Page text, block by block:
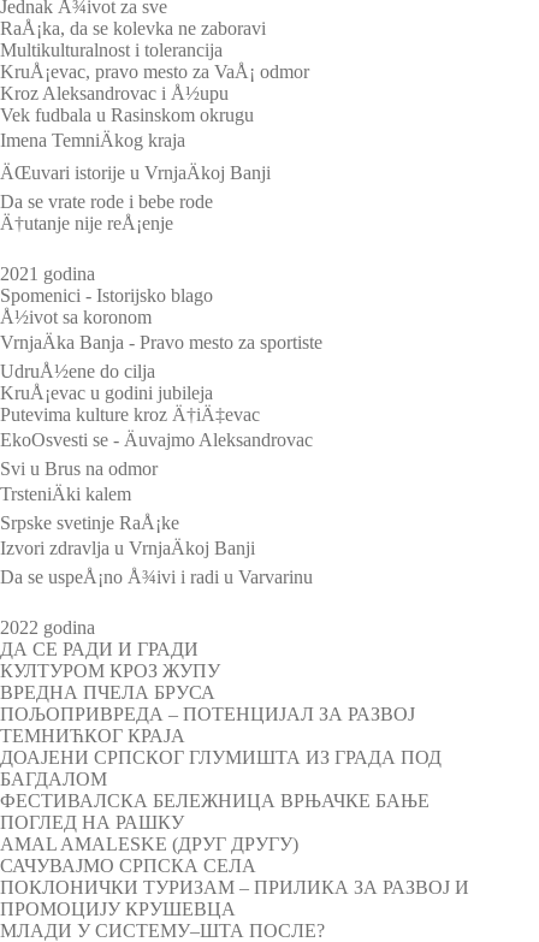
Jednak Å¾ivot za sve
RaÅ¡ka, da se kolevka ne zaboravi
Multikulturalnost i tolerancija
KruÅ¡evac, pravo mesto za VaÅ¡ odmor
Kroz Aleksandrovac i Å½upu
Vek fudbala u Rasinskom okrugu
Imena TemniÄkog kraja
ÄŒuvari istorije u VrnjaÄkoj Banji
Da se vrate rode i bebe rode
Ä†utanje nije reÅ¡enje
2021 godina
Spomenici - Istorijsko blago
Å½ivot sa koronom
VrnjaÄka Banja - Pravo mesto za sportiste
UdruÅ½ene do cilja
KruÅ¡evac u godini jubileja
Putevima kulture kroz Ä†iÄ‡evac
EkoOsvesti se - Äuvajmo Aleksandrovac
Svi u Brus na odmor
TrsteniÄki kalem
Srpske svetinje RaÅ¡ke
Izvori zdravlja u VrnjaÄkoj Banji
Da se uspeÅ¡no Å¾ivi i radi u Varvarinu
2022 godina
ДА СЕ РАДИ И ГРАДИ
КУЛТУРОМ КРОЗ ЖУПУ
ВРЕДНА ПЧЕЛА БРУСА
ПОЉОПРИВРЕДА – ПОТЕНЦИЈАЛ ЗА РАЗВОЈ
ТЕМНИЋКОГ КРАЈА
ДОАЈЕНИ СРПСКОГ ГЛУМИШТА ИЗ ГРАДА ПОД
БАГДАЛОМ
ФЕСТИВАЛСКА БЕЛЕЖНИЦА ВРЊАЧКЕ БАЊЕ
ПОГЛЕД НА РАШКУ
AMAL AMALESKE (ДРУГ ДРУГУ)
САЧУВАЈМО СРПСКА СЕЛА
ПОКЛОНИЧКИ ТУРИЗАМ – ПРИЛИКА ЗА РАЗВОЈ И
ПРОМОЦИЈУ КРУШЕВЦА
МЛАДИ У СИСТЕМУ–ШТА ПОСЛЕ?